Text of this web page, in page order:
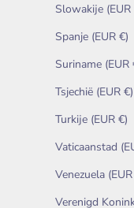
Slowakije (EUR
Spanje (EUR €)
Suriname (EUR
Tsjechië (EUR €)
Turkije (EUR €)
Vaticaanstad
Venezuela
Verenigd